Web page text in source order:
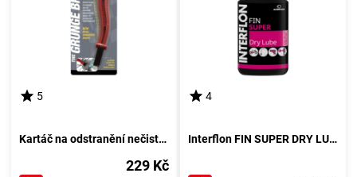
5
Kartáč na odstranění nečistot FINISH LINE GRUNGE BRUSH, červený
229 Kč
4
Interflon FIN SUPER DRY LUBE Multifunkční olej